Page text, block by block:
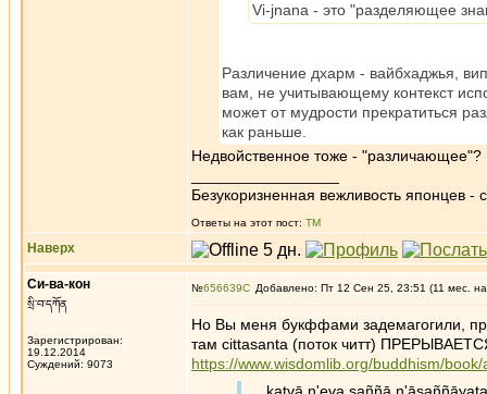
Vi-jnana - это "разделяющее
Различение дхарм - вайбхаджья,
вам, не учитывающему контекст
может от мудрости прекратиться
как раньше.
Недвойственное тоже - "различающее"?
Безукоризненная вежливость японцев -
Ответы на этот пост: ТМ
Наверх
Си-ва-кон
སྲི་བ་དཀོན
Зарегистрирован:
19.12.2014
Суждений: 9073
№656639 Добавлено: Пт 12 Сен 25, 23:51 (11 мес.
Но Вы меня букффами задемагогили,
там cittasanta (поток читт)
https://www.wisdomlib.org/buddhism/